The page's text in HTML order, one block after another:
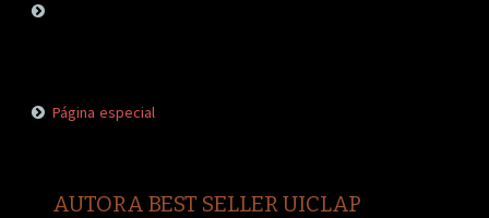
Página especial
AUTORA BEST SELLER UICLAP